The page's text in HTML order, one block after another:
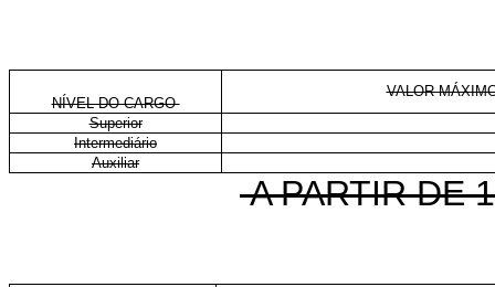
NÍVEL DO CARGO
VALOR
Superior
Intermediário
Auxiliar
A PARTIR DE 1